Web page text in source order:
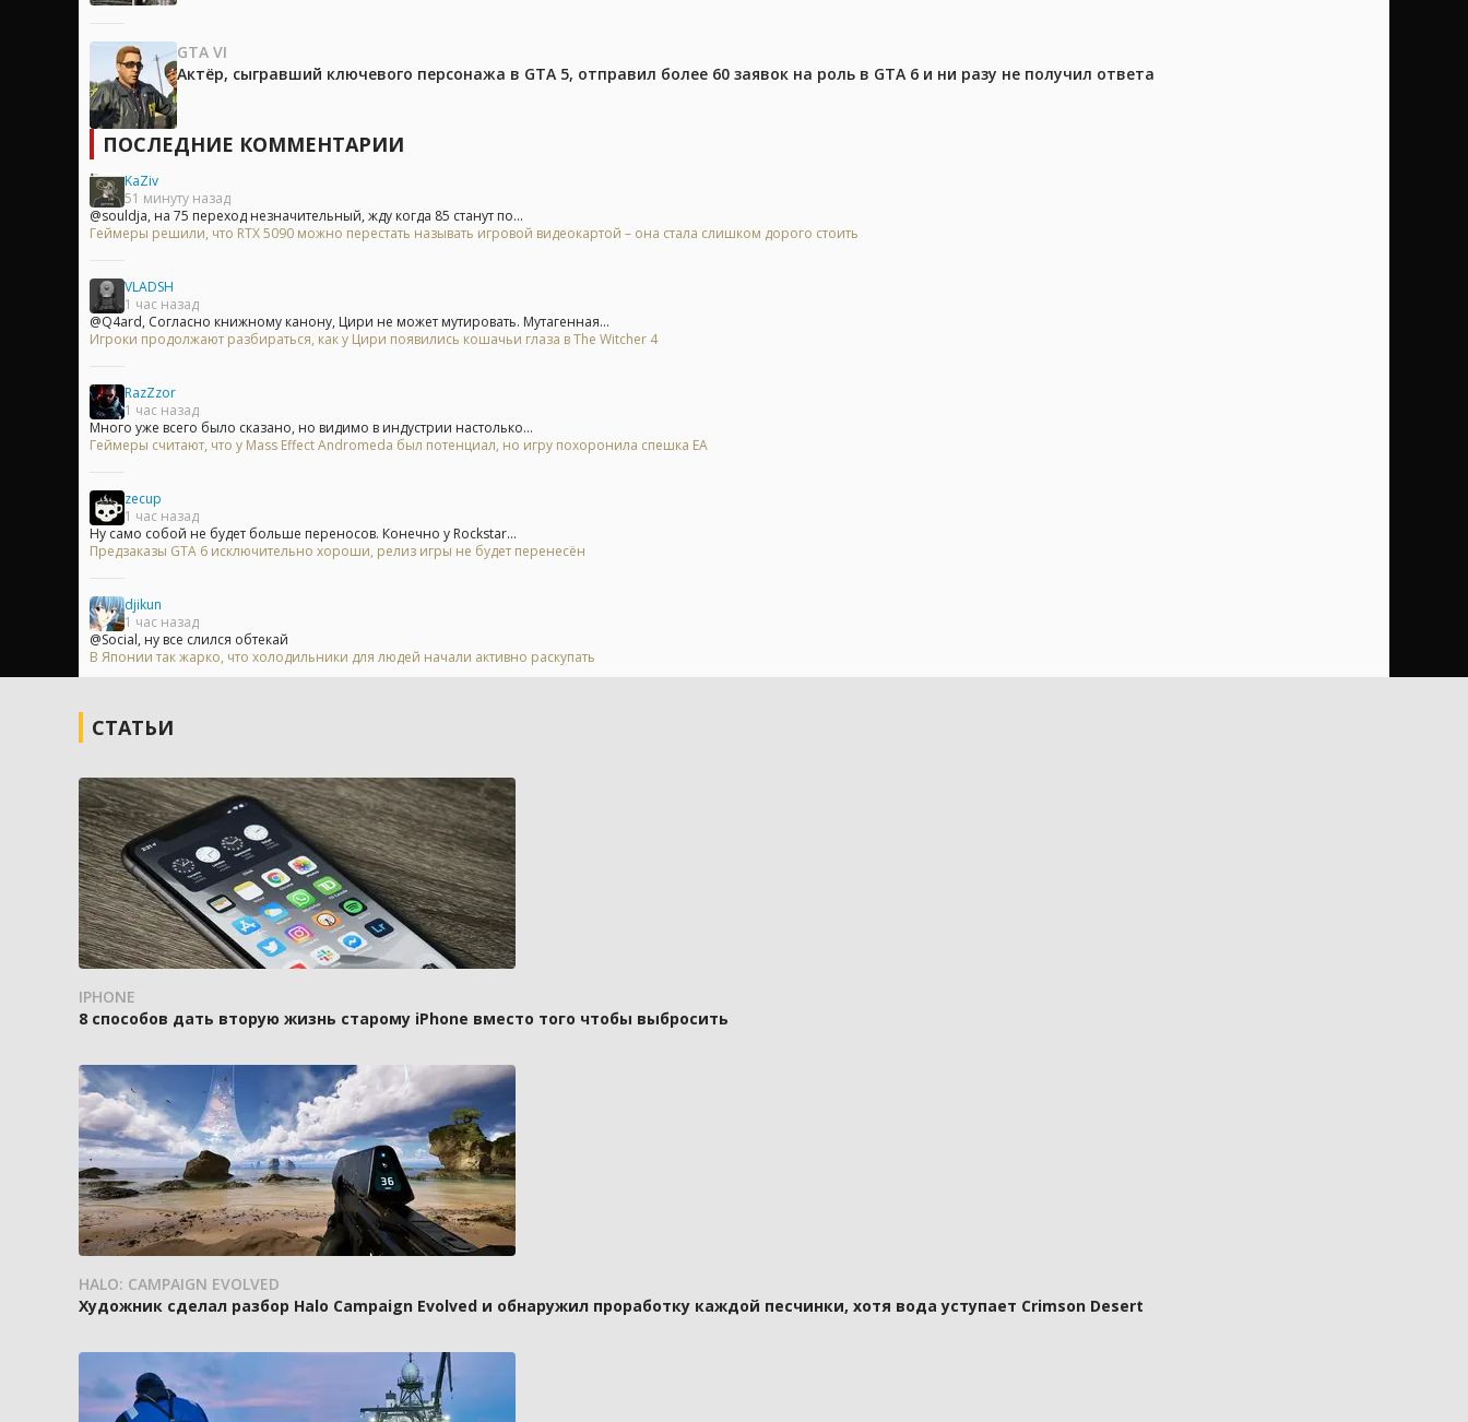
GTA VI
Актёр, сыгравший ключевого персонажа в GTA 5, отправил более 60 заявок на роль в GTA 6 и ни разу не получил ответа
ПОСЛЕДНИЕ КОММЕНТАРИИ
KaZiv
51 минуту назад
@souldja, на 75 переход незначительный, жду когда 85 станут по...
Геймеры решили, что RTX 5090 можно перестать называть игровой видеокартой – она стала слишком дорого стоить
VLADSH
1 час назад
@Q4ard, Согласно книжному канону, Цири не может мутировать. Мутагенная...
Игроки продолжают разбираться, как у Цири появились кошачьи глаза в The Witcher 4
RazZzor
1 час назад
Много уже всего было сказано, но видимо в индустрии настолько...
Геймеры считают, что у Mass Effect Andromeda был потенциал, но игру похоронила спешка EA
zecup
1 час назад
Ну само собой не будет больше переносов. Конечно у Rockstar...
Предзаказы GTA 6 исключительно хороши, релиз игры не будет перенесён
djikun
1 час назад
@Social, ну все слился обтекай
В Японии так жарко, что холодильники для людей начали активно раскупать
СТАТЬИ
IPHONE
8 способов дать вторую жизнь старому iPhone вместо того чтобы выбросить
HALO: CAMPAIGN EVOLVED
Художник сделал разбор Halo Campaign Evolved и обнаружил проработку каждой песчинки, хотя вода уступает Crimson Desert